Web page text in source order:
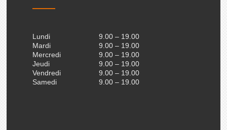
Lundi
9.00 – 19.00
Mardi
9.00 – 19.00
Mercredi
9.00 – 19.00
Jeudi
9.00 – 19.00
Vendredi
9.00 – 19.00
Samedi
9.00 – 19.00